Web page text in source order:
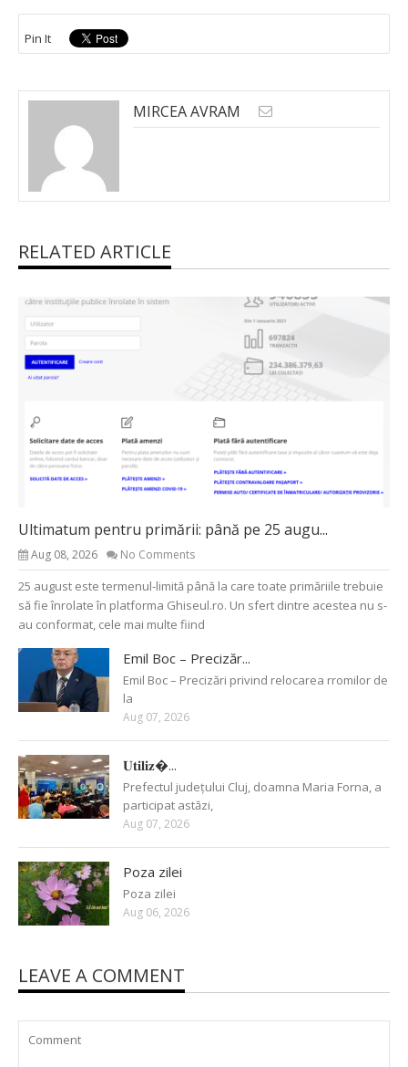
Pin It
MIRCEA AVRAM
RELATED ARTICLE
Ultimatum pentru primării: până pe 25 augu...
Aug 08, 2026 No Comments
25 august este termenul-limită până la care toate primăriile trebuie
să fie înrolate în platforma Ghiseul.ro. Un sfert dintre acestea nu s-
au conformat, cele mai multe fiind
Emil Boc – Precizăr...
Emil Boc – Precizări privind relocarea rromilor de
la
Aug 07, 2026
𝐔𝐭𝐢𝐥𝐢𝐳�...
Prefectul județului Cluj, doamna Maria Forna, a
participat astăzi,
Aug 07, 2026
Poza zilei
Poza zilei
Aug 06, 2026
LEAVE A COMMENT